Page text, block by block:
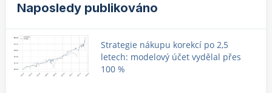
Naposledy publikováno
Strategie nákupu korekcí po 2,5
letech: modelový účet vydělal přes
100 %